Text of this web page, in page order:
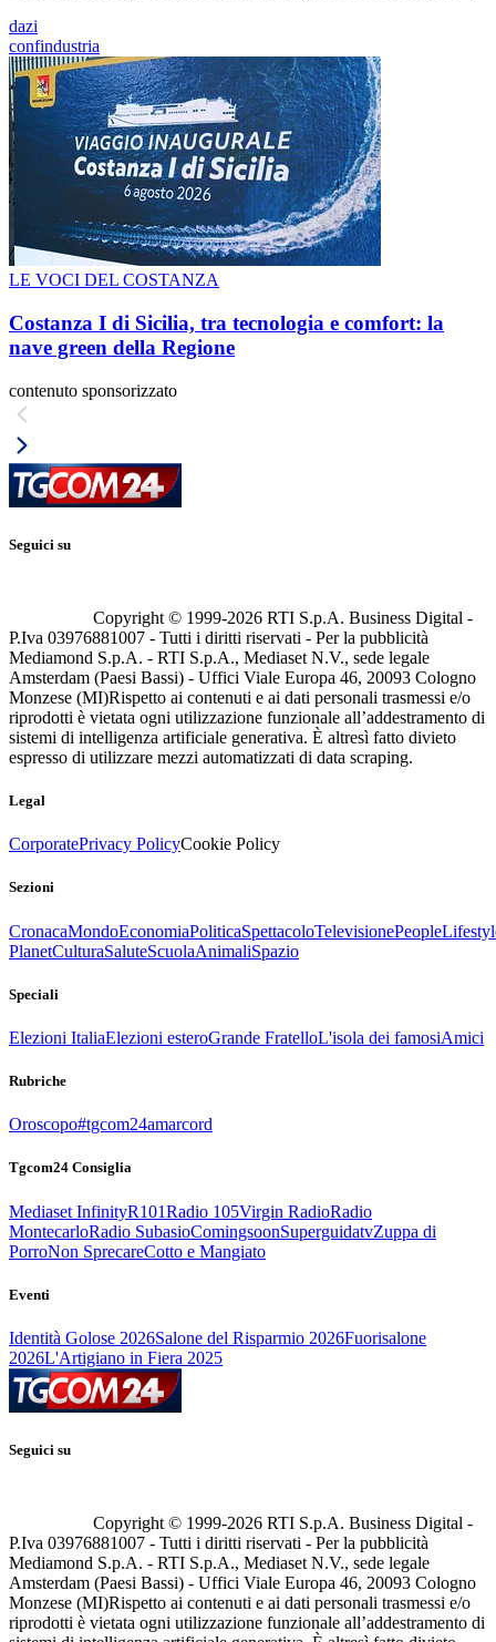
dazi
confindustria
LE VOCI DEL COSTANZA
Costanza I di Sicilia, tra tecnologia e comfort: la
nave green della Regione
contenuto sponsorizzato
Seguici su
Copyright © 1999-2026 RTI S.p.A. Business Digital -
P.Iva 03976881007 - Tutti i diritti riservati - Per la pubblicità
Mediamond S.p.A. - RTI S.p.A., Mediaset N.V., sede legale
Amsterdam (Paesi Bassi) - Uffici Viale Europa 46, 20093 Cologno
Monzese (MI)Rispetto ai contenuti e ai dati personali trasmessi e/o
riprodotti è vietata ogni utilizzazione funzionale all’addestramento di
sistemi di intelligenza artificiale generativa. È altresì fatto divieto
espresso di utilizzare mezzi automatizzati di data scraping.
Legal
CorporatePrivacy PolicyCookie Policy
Sezioni
CronacaMondoEconomiaPoliticaSpettacoloTelevisionePeople
PlanetCulturaSaluteScuolaAnimaliSpazio
Speciali
Elezioni ItaliaElezioni esteroGrande FratelloL'isola dei famosiAmici
Rubriche
Oroscopo#tgcom24amarcord
Tgcom24 Consiglia
Mediaset InfinityR101Radio 105Virgin RadioRadio
MontecarloRadio SubasioComingsoonSuperguidatvZuppa di
PorroNon SprecareCotto e Mangiato
Eventi
Identità Golose 2026Salone del Risparmio 2026Fuorisalone
2026L'Artigiano in Fiera 2025
Seguici su
Copyright © 1999-2026 RTI S.p.A. Business Digital -
P.Iva 03976881007 - Tutti i diritti riservati - Per la pubblicità
Mediamond S.p.A. - RTI S.p.A., Mediaset N.V., sede legale
Amsterdam (Paesi Bassi) - Uffici Viale Europa 46, 20093 Cologno
Monzese (MI)Rispetto ai contenuti e ai dati personali trasmessi e/o
riprodotti è vietata ogni utilizzazione funzionale all’addestramento di